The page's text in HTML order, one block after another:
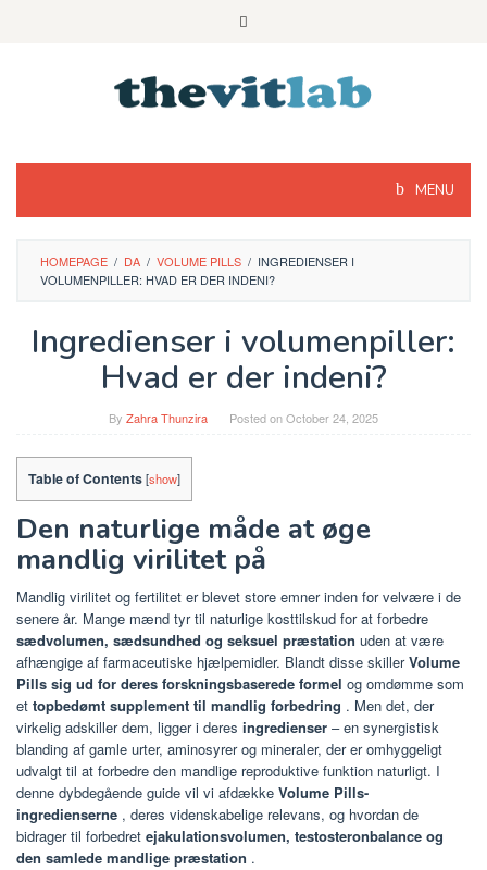
MENU
HOMEPAGE / DA / VOLUME PILLS / INGREDIENSER I
VOLUMENPILLER: HVAD ER DER INDENI?
Ingredienser i volumenpiller:
Hvad er der indeni?
By Zahra Thunzira Posted onOctober 24, 2025
Table of Contents[show]
Den naturlige måde at øge
mandlig virilitet på
Mandlig virilitet og fertilitet er blevet store emner inden for velvære i de
senere år. Mange mænd tyr til naturlige kosttilskud for at forbedre
sædvolumen, sædsundhed og seksuel præstation uden at være
afhængige af farmaceutiske hjælpemidler. Blandt disse skillerVolume
Pills sig ud for deres forskningsbaserede formel og omdømme som
et topbedømt supplement til mandlig forbedring . Men det, der
virkelig adskiller dem, ligger i deres ingredienser – en synergistisk
blanding af gamle urter, aminosyrer og mineraler, der er omhyggeligt
udvalgt til at forbedre den mandlige reproduktive funktion naturligt. I
denne dybdegående guide vil vi afdække Volume Pills-
ingredienserne , deres videnskabelige relevans, og hvordan de
bidrager til forbedret ejakulationsvolumen, testosteronbalance og
den samlede mandlige præstation .